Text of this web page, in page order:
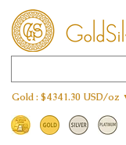
Gold : $4341.30 USD/oz